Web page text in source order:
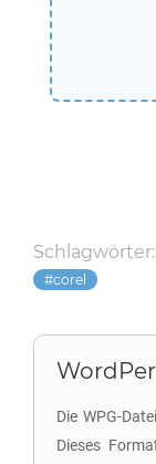
Schlagwörter:
corel
Die WPG-
Dieses